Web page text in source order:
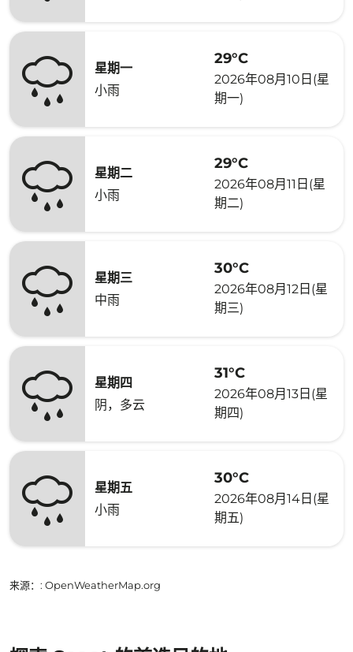
星期一
小雨
29°C
2026年08月10日(星
期一)
星期二
小雨
29°C
2026年08月11日(星
期二)
星期三
中雨
30°C
2026年08月12日(星
期三)
星期四
阴，多云
31°C
2026年08月13日(星
期四)
星期五
小雨
30°C
2026年08月14日(星
期五)
来源： : OpenWeatherMap.org